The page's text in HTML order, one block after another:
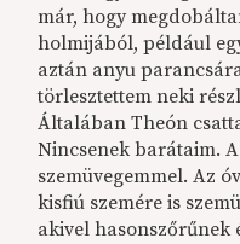
már, hogy
holmijából, például
aztán anyu
törlesztettem neki
Általában Theón
Nincsenek barátaim.
szemüvegemmel. Az
kisfiú szemére is
akivel hasonszőrűnek